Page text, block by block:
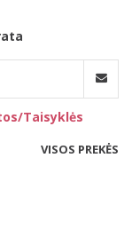
Taisyklės
VISOS PREKĖS